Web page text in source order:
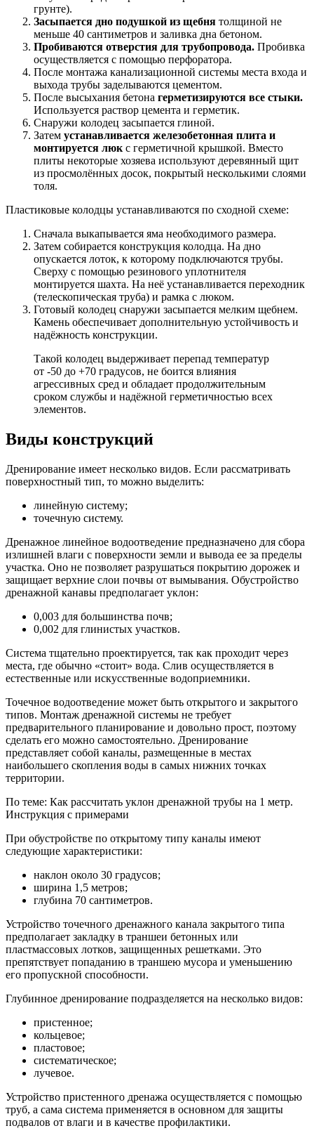
грунте).
Засыпается дно подушкой из щебня толщиной не
меньше 40 сантиметров и заливка дна бетоном.
Пробиваются отверстия для трубопровода. Пробивка
осуществляется с помощью перфоратора.
После монтажа канализационной системы места входа и
выхода трубы заделываются цементом.
После высыхания бетона герметизируются все стыки.
Используется раствор цемента и герметик.
Снаружи колодец засыпается глиной.
Затем устанавливается железобетонная плита и
монтируется люк с герметичной крышкой. Вместо
плиты некоторые хозяева используют деревянный щит
из просмолённых досок, покрытый несколькими слоями
толя.
Пластиковые колодцы устанавливаются по сходной схеме:
Сначала выкапывается яма необходимого размера.
Затем собирается конструкция колодца. На дно
опускается лоток, к которому подключаются трубы.
Сверху с помощью резинового уплотнителя
монтируется шахта. На неё устанавливается переходник
(телескопическая труба) и рамка с люком.
Готовый колодец снаружи засыпается мелким щебнем.
Камень обеспечивает дополнительную устойчивость и
надёжность конструкции.
Такой колодец выдерживает перепад температур
от -50 до +70 градусов, не боится влияния
агрессивных сред и обладает продолжительным
сроком службы и надёжной герметичностью всех
элементов.
Виды конструкций
Дренирование имеет несколько видов. Если рассматривать
поверхностный тип, то можно выделить:
линейную систему;
точечную систему.
Дренажное линейное водоотведение предназначено для сбора
излишней влаги с поверхности земли и вывода ее за пределы
участка. Оно не позволяет разрушаться покрытию дорожек и
защищает верхние слои почвы от вымывания. Обустройство
дренажной канавы предполагает уклон:
0,003 для большинства почв;
0,002 для глинистых участков.
Система тщательно проектируется, так как проходит через
места, где обычно «стоит» вода. Слив осуществляется в
естественные или искусственные водоприемники.
Точечное водоотведение может быть открытого и закрытого
типов. Монтаж дренажной системы не требует
предварительного планирование и довольно прост, поэтому
сделать его можно самостоятельно. Дренирование
представляет собой каналы, размещенные в местах
наибольшего скопления воды в самых нижних точках
территории.
По теме: Как рассчитать уклон дренажной трубы на 1 метр.
Инструкция с примерами
При обустройстве по открытому типу каналы имеют
следующие характеристики:
наклон около 30 градусов;
ширина 1,5 метров;
глубина 70 сантиметров.
Устройство точечного дренажного канала закрытого типа
предполагает закладку в траншеи бетонных или
пластмассовых лотков, защищенных решетками. Это
препятствует попаданию в траншею мусора и уменьшению
его пропускной способности.
Глубинное дренирование подразделяется на несколько видов:
пристенное;
кольцевое;
пластовое;
систематическое;
лучевое.
Устройство пристенного дренажа осуществляется с помощью
труб, а сама система применяется в основном для защиты
подвалов от влаги и в качестве профилактики.